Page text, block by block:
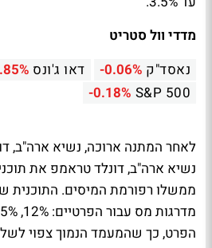
מדדי וול סטריט
נאסד"ק -0.06% דאו ג'ונס
S&P 500
-0.18%
לאחר המתנה ארוכה, נשיא ארה"ב,
נשיא ארה"ב, דונלד טראמפ את
הפרט, כך שהמעמד הנמוך צפוי